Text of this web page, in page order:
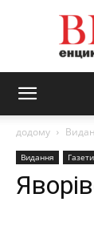
додому
Видання Газети